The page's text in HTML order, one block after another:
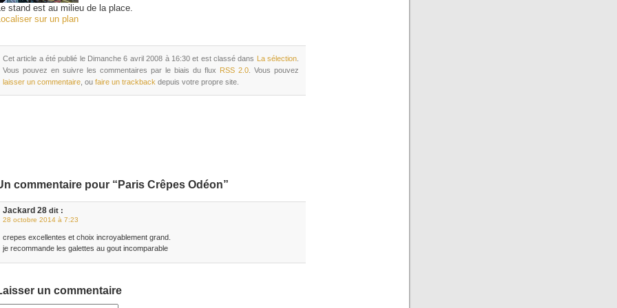
stand est au milieu de la place.
sur un plan
Cet article a été publié le Dimanche 6 avril 2008 à 16:30 et est classé dans La sélection
Vous pouvez en suivre les commentaires par le biais du flux RSS 2.0 . Vous pouvez
laisser un commentaire , ou faire un trackback depuis votre propre site.
commentaire pour “Paris Crêpes Odéon”
Jackard 28 dit :
28 octobre 2014 à 7:23
crepes excellentes et choix incroyablement grand.
je recommande les galettes au gout incomparable
un commentaire